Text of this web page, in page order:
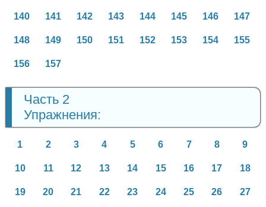
140 141 142 143 144 145 146 147
148 149 150 151 152 153 154 155
156 157
Часть 2
Упражнения:
1 2 3 4 5 6 7 8 9
10 11 12 13 14 15 16 17 18
19 20 21 22 23 24 25 26 27